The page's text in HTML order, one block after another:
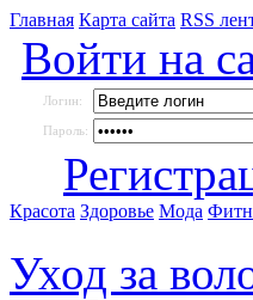
Главная Карта сайта RSS
Войти на
Логин:
Пароль:
Красота Здоровье Мода
Уход за